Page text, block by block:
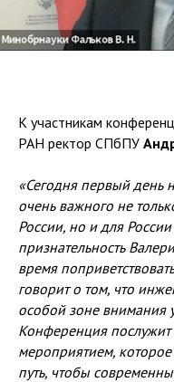
К участникам
РАН ректор СПбПУ
«Сегодня первый день
очень важного не
России, но и для
признательность
время
говорит о том, что
особой зоне внимания
Конференция
мероприятием,
путь, чтобы